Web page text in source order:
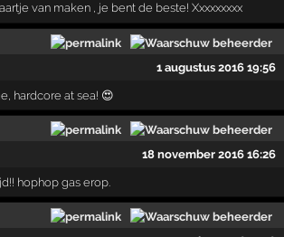
van maken , je bent de beste! Xxxxxxxxx
1 augustus 2016 19:56
hardcore at sea! 😍
18 november 2016 16:26
hophop gas erop.